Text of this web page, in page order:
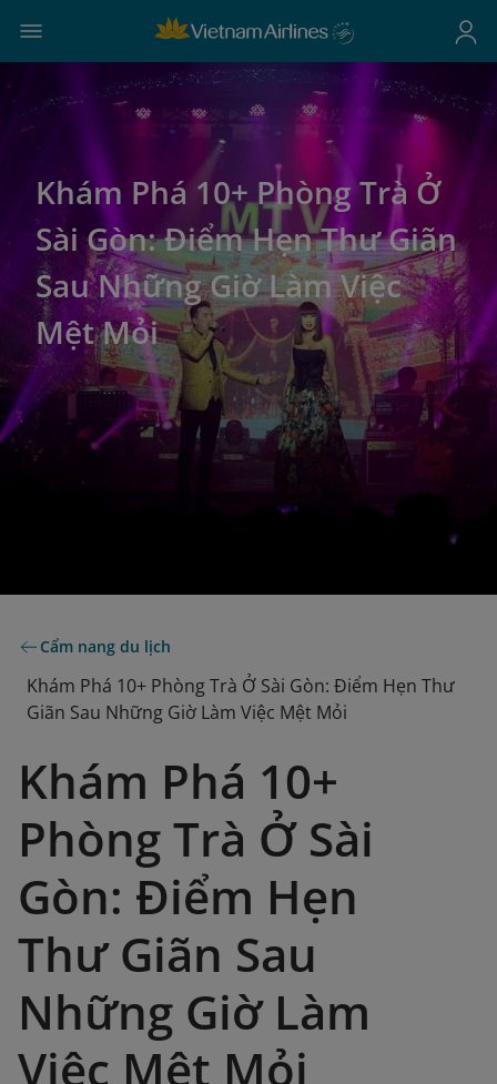
Khám Phá 10+ Phòng Trà Ở
Sài Gòn: Điểm Hẹn Thư Giãn
Sau Những Giờ Làm Việc
Mệt Mỏi
Cẩm nang du lịch
Khám Phá 10+ Phòng Trà Ở Sài Gòn: Điểm Hẹn Thư
Giãn Sau Những Giờ Làm Việc Mệt Mỏi
Khám Phá 10+
Phòng Trà Ở Sài
Gòn: Điểm Hẹn
Thư Giãn Sau
Những Giờ Làm
Việc Mệt Mỏi